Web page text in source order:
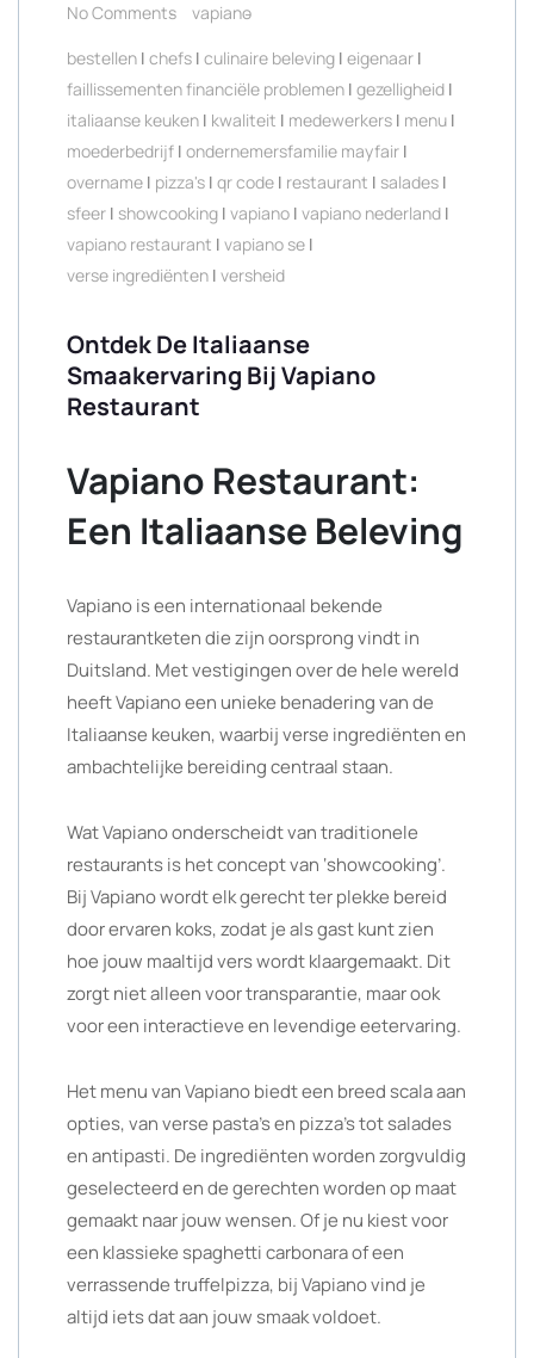
No Comments
vapiano
bestellen | chefs | culinaire beleving | eigenaar |
faillissementen financiële problemen | gezelligheid |
italiaanse keuken | kwaliteit | medewerkers | menu |
moederbedrijf | ondernemersfamilie mayfair |
overname | pizza's | qr code | restaurant | salades |
sfeer | showcooking | vapiano | vapiano nederland |
vapiano restaurant | vapiano se |
verse ingrediënten | versheid
Ontdek De Italiaanse
Smaakervaring Bij Vapiano
Restaurant
Vapiano Restaurant:
Een Italiaanse Beleving
Vapiano is een internationaal bekende
restaurantketen die zijn oorsprong vindt in
Duitsland. Met vestigingen over de hele wereld
heeft Vapiano een unieke benadering van de
Italiaanse keuken, waarbij verse ingrediënten en
ambachtelijke bereiding centraal staan.
Wat Vapiano onderscheidt van traditionele
restaurants is het concept van ‘showcooking’.
Bij Vapiano wordt elk gerecht ter plekke bereid
door ervaren koks, zodat je als gast kunt zien
hoe jouw maaltijd vers wordt klaargemaakt. Dit
zorgt niet alleen voor transparantie, maar ook
voor een interactieve en levendige eetervaring.
Het menu van Vapiano biedt een breed scala aan
opties, van verse pasta’s en pizza’s tot salades
en antipasti. De ingrediënten worden zorgvuldig
geselecteerd en de gerechten worden op maat
gemaakt naar jouw wensen. Of je nu kiest voor
een klassieke spaghetti carbonara of een
verrassende truffelpizza, bij Vapiano vind je
altijd iets dat aan jouw smaak voldoet.